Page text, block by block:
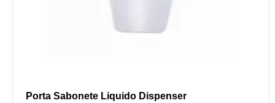
Porta Sabonete Liquido Dispenser